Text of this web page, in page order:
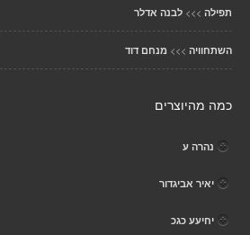
תפילה >>> לבנה אדלר
השתחוויה >>> מנחם דוד
כמה מהיוצרים
נהרה ע
יאיר אביגדור
יחיעע כגכ